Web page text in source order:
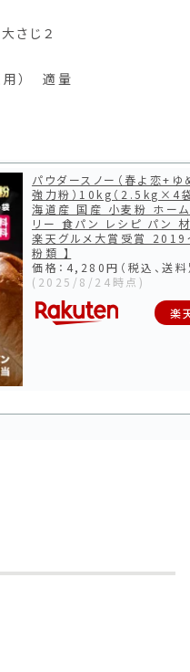
さじ２
用） 適量
パウダースノー（春よ恋+ゆ
強力粉）10kg（2.5kg×4袋
海道産 国産 小麦粉 ホー
リー 食パン レシピ パン 材
楽天グルメ大賞受賞
粉類 】
価格：4,280円（税込、送
(2025/8/24時点)
楽